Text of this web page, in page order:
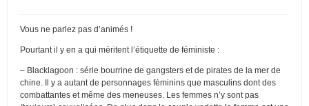
Vous ne parlez pas d’animés !
Pourtant il y en a qui méritent l’étiquette de féministe :
– Blacklagoon : série bourrine de gangsters et de pirates de la mer de
chine. Il y a autant de personnages féminins que masculins dont des
combattantes et même des meneuses. Les femmes n’y sont pas